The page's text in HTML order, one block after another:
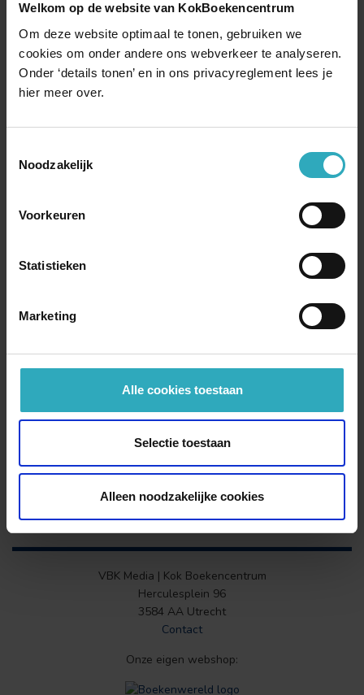
Welkom op de website van KokBoekencentrum
Om deze website optimaal te tonen, gebruiken we
cookies om onder andere ons webverkeer te analyseren.
Onder ‘details tonen’ en in ons privacyreglement lees je
hier meer over.
Noodzakelijk
Voorkeuren
Statistieken
Marketing
Alle cookies toestaan
Selectie toestaan
Alleen noodzakelijke cookies
Diversen
€ 79,99 | Hardback
Handboek Nederlandse kerkgeschiedenis
Terug naar boven
VBK Media | Kok Boekencentrum
Herculesplein 96
3584 AA Utrecht
Contact
Onze eigen webshop: